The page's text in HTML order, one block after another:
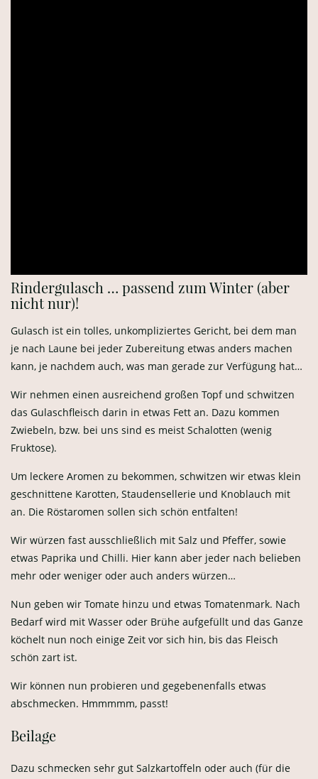
mehr oder weniger oder auch anders würzen…
Nun geben wir Tomate hinzu und etwas Tomatenmark. Nach
Bedarf wird mit Wasser oder Brühe aufgefüllt und das Ganze
köchelt nun noch einige Zeit vor sich hin, bis das Fleisch
schön zart ist.
Wir können nun probieren und gegebenenfalls etwas
abschmecken. Hmmmmm, passt!
Beilage
Dazu schmecken sehr gut Salzkartoffeln oder auch (für die
Kinder) Nudeln. Als Gemüse gehört für uns immer Rotkohl
dazu und auch Rosenkohl ist sehr gut.
Fazit
Gulasch ist ein absoluter Dauerbrenner, der vor allem in der
einfach zubereitet und auch zeitlich gut „einzubauen“.
Wir wünschen gutes Gelingen und einen Guten Appetit!
UNSERE AUSWAHL